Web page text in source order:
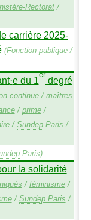
Rectorat/
carrière 2025-
(Fonction publique/
·e du 1erdegré
continue/ maîtres
/ prime/
/ SundepParis /
Paris)
la solidarité
/ féminisme/
/ SundepParis /